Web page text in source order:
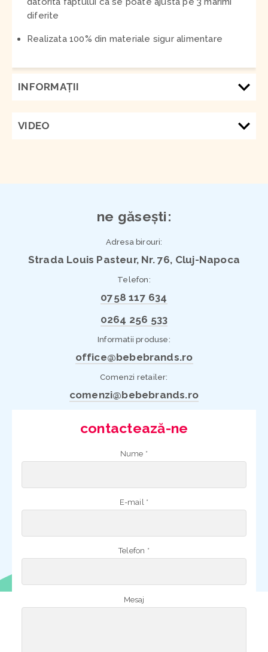
diferite
Realizata 100% din materiale sigur alimentare
INFORMAŢII
VIDEO
ne găsești:
Adresa birouri:
Strada Louis Pasteur, Nr. 76, Cluj-Napoca
Telefon:
0758 117 634
0264 256 533
Informatii produse:
office@bebebrands.ro
Comenzi retailer:
comenzi@bebebrands.ro
contactează-ne
Nume *
E-mail *
Telefon *
Mesaj